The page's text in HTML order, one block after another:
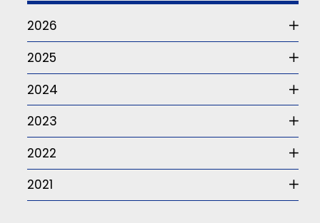
2026
2025
2024
2023
2022
2021
Studie
om
funktionärskap
Det
är
frågan
som
ur
ett
somatiskt
–
alltså
hur